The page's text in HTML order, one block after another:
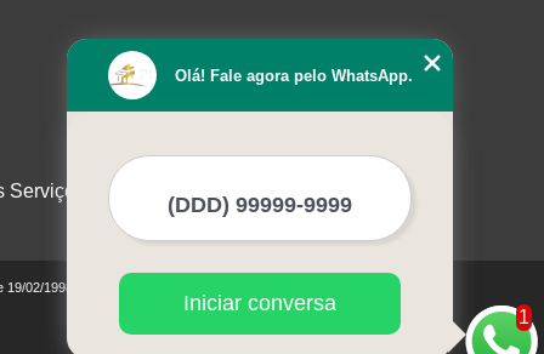
Serviços
02/1998)
1
Olá! Fale agora pelo WhatsApp.
Iniciar conversa